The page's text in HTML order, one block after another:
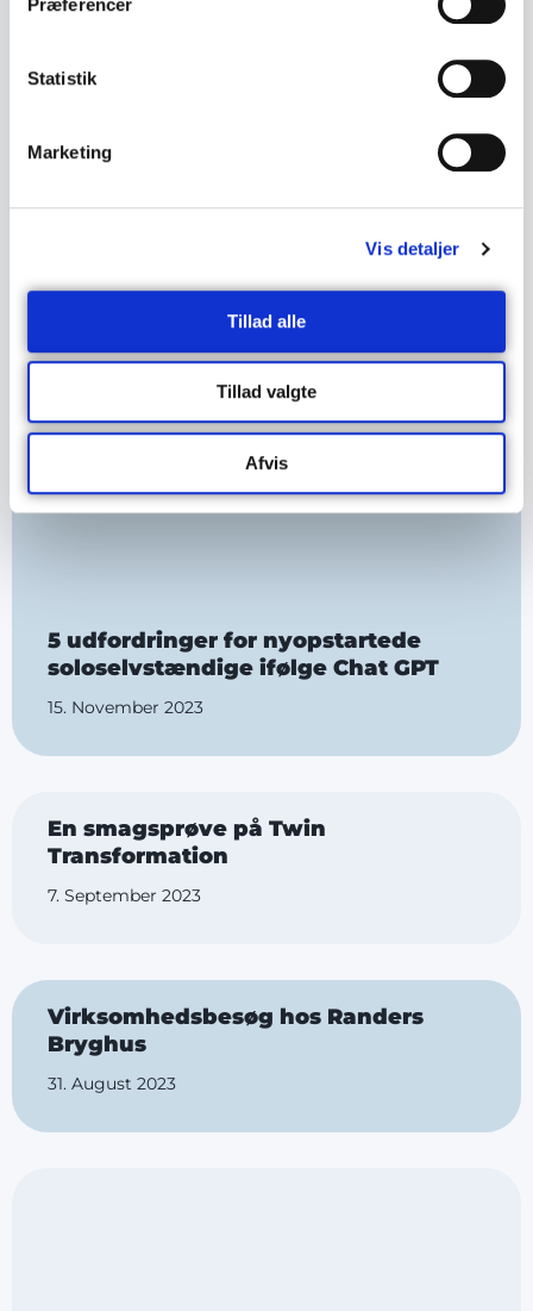
Præferencer
Statistik
Marketing
Vis detaljer
Tillad alle
Tillad valgte
Afvis
Vækstrejsen for JJ Motorcykler bliver
5 udfordringer for nyopstartede
soloselvstændige ifølge Chat GPT
15. November 2023
En smagsprøve på Twin
Transformation
7. September 2023
Virksomhedsbesøg hos Randers
Bryghus
31. August 2023